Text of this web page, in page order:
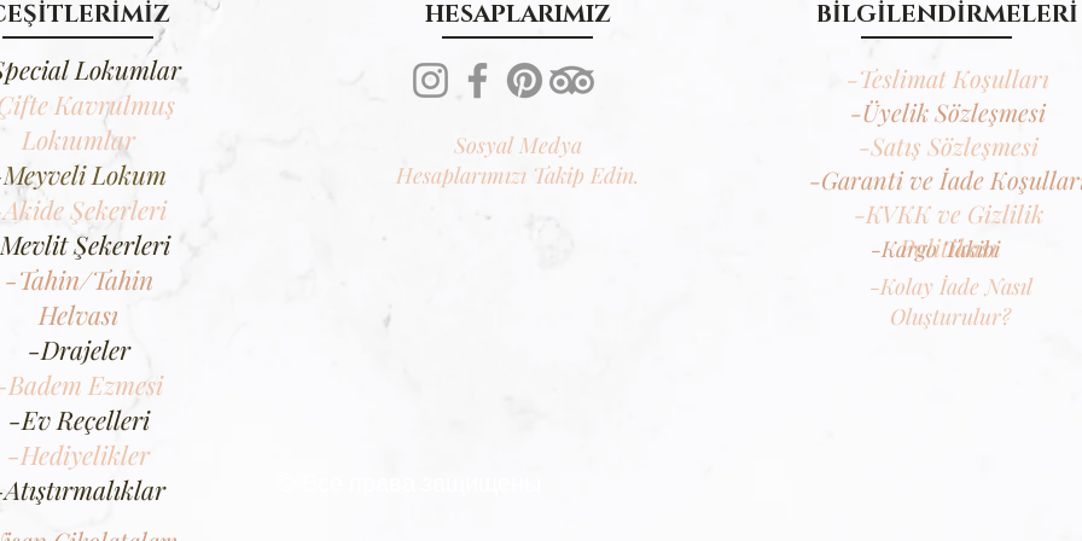
HESAPLARIMIZ
BİLGİLENDİRMELERİ
Lokumlar
Kavrulmuş
Lokıumlar
Lokum
Şekerleri
Şekerleri
-Tahin/Tahin
Helvası
-Drajeler
Ezmesi
-Ev Reçelleri
-Hediyelikler
Sosyal Medya
Hesaplarımızı Takip Edin.
-Teslimat Koşulları
-Üyelik Sözleşmesi
-Satış Sözleşmesi
-Garanti ve İade
-KVKK ve Gizlilik
Politikası
-Kolay İade Nasıl
Oluşturulur?
-Kargo Takibi